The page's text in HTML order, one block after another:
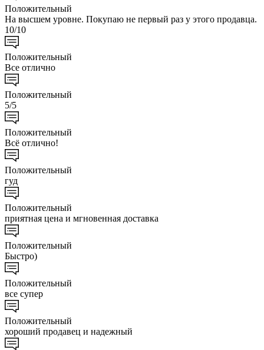
Положительный
На высшем уровне. Покупаю не первый раз у этого продавца.
10/10
Положительный
Все отлично
Положительный
5/5
Положительный
Всё отлично!
Положительный
гуд
Положительный
приятная цена и мгновенная доставка
Положительный
Быстро)
Положительный
все супер
Положительный
хороший продавец и надежный